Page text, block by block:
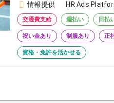
情報提供
HR Ads
交通費支給 週払い 日払
祝い金あり 制服あり 正
資格・免許を活かせる